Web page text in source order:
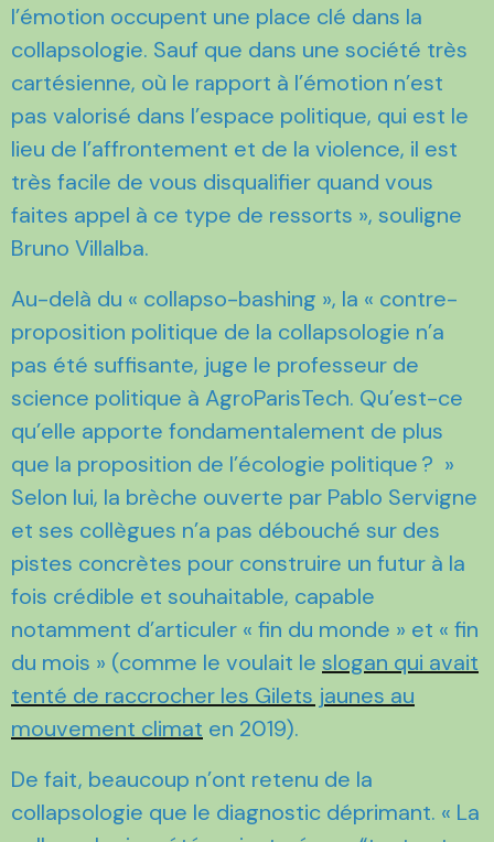
l’émotion occupent une place clé dans la
collapsologie. Sauf que dans une société très
cartésienne, où le rapport à l’émotion n’est
pas valorisé dans l’espace politique, qui est le
lieu de l’affrontement et de la violence, il est
très facile de vous disqualifier quand vous
faites appel à ce type de ressorts », souligne
Bruno Villalba.
Au-delà du « collapso-bashing », la « contre-
proposition politique de la collapsologie n’a
pas été suffisante, juge le professeur de
science politique à AgroParisTech. Qu’est-ce
qu’elle apporte fondamentalement de plus
que la proposition de l’écologie politique ? »
Selon lui, la brèche ouverte par Pablo Servigne
et ses collègues n’a pas débouché sur des
pistes concrètes pour construire un futur à la
fois crédible et souhaitable, capable
notamment d’articuler « fin du monde » et « fin
du mois » (comme le voulait le slogan qui avait
tenté de raccrocher les Gilets jaunes au
mouvement climat en 2019).
De fait, beaucoup n’ont retenu de la
collapsologie que le diagnostic déprimant. « La